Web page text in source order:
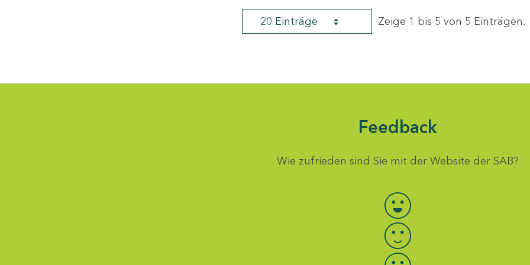
20 Einträge Zeige 1 bis 5 von 5 Einträgen.
Feedback
Wie zufrieden sind Sie mit der Website der SAB?
Bewertung auswählen